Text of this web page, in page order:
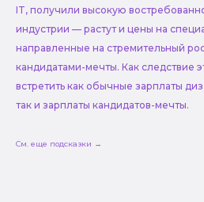
IT, получили высокую
индустрии — растут и цены на
направленные на стремительный
кандидатами-мечты. Как следствие
встретить как обычные зарплаты
так и зарплаты кандидатов-мечты.
См. еще подсказки →